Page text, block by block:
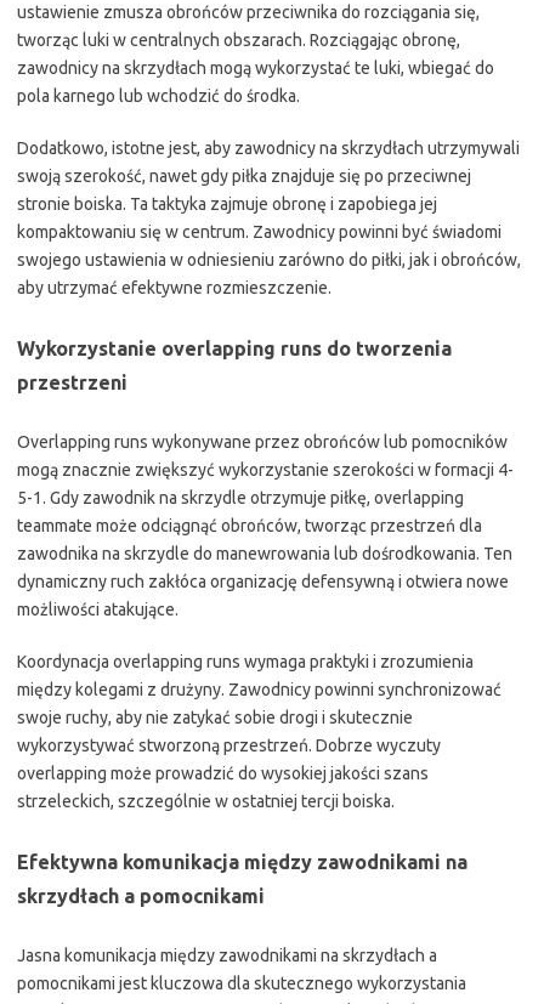
ustawienie zmusza obrońców przeciwnika do rozciągania się,
tworząc luki w centralnych obszarach. Rozciągając obronę,
zawodnicy na skrzydłach mogą wykorzystać te luki, wbiegać do
pola karnego lub wchodzić do środka.
Dodatkowo, istotne jest, aby zawodnicy na skrzydłach utrzymywali
swoją szerokość, nawet gdy piłka znajduje się po przeciwnej
stronie boiska. Ta taktyka zajmuje obronę i zapobiega jej
kompaktowaniu się w centrum. Zawodnicy powinni być świadomi
swojego ustawienia w odniesieniu zarówno do piłki, jak i obrońców,
aby utrzymać efektywne rozmieszczenie.
Wykorzystanie overlapping runs do tworzenia
przestrzeni
Overlapping runs wykonywane przez obrońców lub pomocników
mogą znacznie zwiększyć wykorzystanie szerokości w formacji 4-
5-1. Gdy zawodnik na skrzydle otrzymuje piłkę, overlapping
teammate może odciągnąć obrońców, tworząc przestrzeń dla
zawodnika na skrzydle do manewrowania lub dośrodkowania. Ten
dynamiczny ruch zakłóca organizację defensywną i otwiera nowe
możliwości atakujące.
Koordynacja overlapping runs wymaga praktyki i zrozumienia
między kolegami z drużyny. Zawodnicy powinni synchronizować
swoje ruchy, aby nie zatykać sobie drogi i skutecznie
wykorzystywać stworzoną przestrzeń. Dobrze wyczuty
overlapping może prowadzić do wysokiej jakości szans
strzeleckich, szczególnie w ostatniej tercji boiska.
Efektywna komunikacja między zawodnikami na
skrzydłach a pomocnikami
Jasna komunikacja między zawodnikami na skrzydłach a
pomocnikami jest kluczowa dla skutecznego wykorzystania